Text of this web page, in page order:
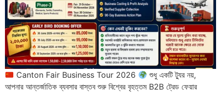
Canton Fair Business Tour 2026
শুধু একটি ট্যুর নয়,
আপনার আন্তর্জাতিক ব্যবসার বাস্তব শুরু বিশ্বের বৃহত্তম B2B ট্রেড ফেয়ার